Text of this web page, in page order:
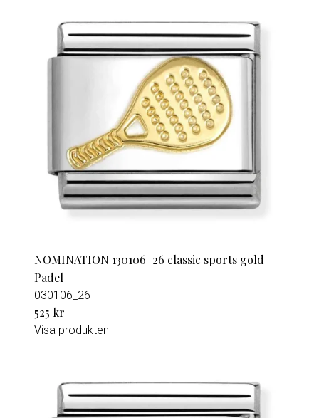
NOMINATION 130106_26 classic sports gold
Padel
030106_26
525 kr
Visa produkten